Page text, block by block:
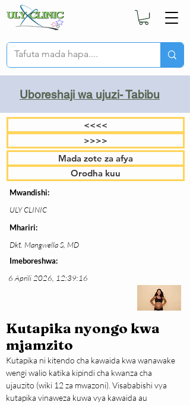
Uboreshaji wa ujuzi- Tabibu
<<<<
>>>>
Mada zote za afya
Orodha kuu
Mwandishi:
ULY CLINIC
Mhariri:
Dkt. Mangwella S, MD
Imeboreshwa:
6 Aprili 2026, 12:39:16
Kutapika nyongo kwa
mjamzito
Kutapika ni kitendo cha kawaida kwa wanawake
wengi walio katika kipindi cha kwanza cha
ujauzito (wiki 12 za mwazoni). Visababishi vya
kutapika vinaweza kuwa vya kawaida au